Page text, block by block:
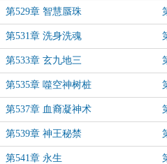
第529章 智慧蜃珠
第531章 洗身洗魂
第533章 玄九地三
第535章 噬空神树桩
第537章 血裔凝神术
第539章 神王秘禁
第541章 永生